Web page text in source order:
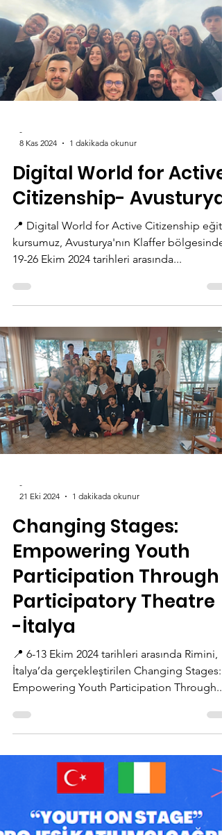
-
8 Kas 2024
1 dakikada okunur
Digital World for Active
Citizenship- Avusturya
📍 Digital World for Active Citizenship
19-26 Ekim 2024 tarihleri arasında...
-
21 Eki 2024
1 dakikada okunur
Changing Stages:
Empowering Youth
Participation Through
Participatory Theatre
-İtalya
İtalya’da gerçekleştirilen Changing Stages:
Empowering Youth Participation Through...